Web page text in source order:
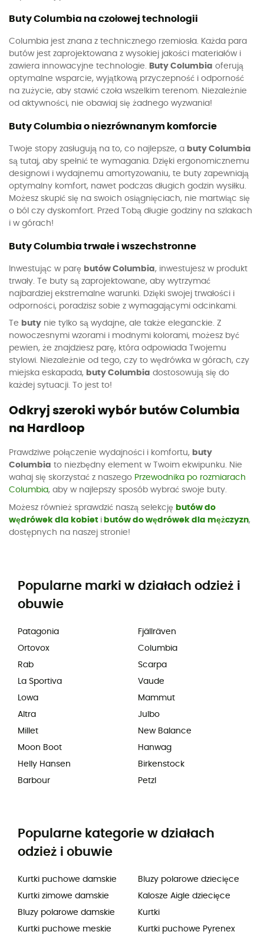
Buty Columbia na czołowej technologii
Columbia jest znana z technicznego rzemiosła. Każda para
butów jest zaprojektowana z wysokiej jakości materiałów i
zawiera innowacyjne technologie.
Buty Columbia oferują
optymalne wsparcie, wyjątkową przyczepność i odporność
na zużycie, aby stawić czoła wszelkim terenom. Niezależnie
od aktywności, nie obawiaj się żadnego wyzwania!
Buty Columbia o niezrównanym komforcie
Twoje stopy zasługują na to, co najlepsze, a buty Columbia
są tutaj, aby spełnić te wymagania. Dzięki ergonomicznemu
designowi i wydajnemu amortyzowaniu, te buty zapewniają
optymalny komfort, nawet podczas długich godzin wysiłku.
Możesz skupić się na swoich osiągnięciach, nie martwiąc się
o ból czy dyskomfort. Przed Tobą długie godziny na szlakach
i w górach!
Buty Columbia trwałe i wszechstronne
Inwestując w parę butów Columbia, inwestujesz w produkt
trwały. Te buty są zaprojektowane, aby wytrzymać
najbardziej ekstremalne warunki. Dzięki swojej trwałości i
odporności, poradzisz sobie z wymagającymi odcinkami.
Te buty nie tylko są wydajne, ale także eleganckie. Z
nowoczesnymi wzorami i modnymi kolorami, możesz być
pewien, że znajdziesz parę, która odpowiada Twojemu
stylowi. Niezależnie od tego, czy to wędrówka w górach, czy
miejska eskapada, buty Columbia dostosowują się do
każdej sytuacji. To jest to!
Odkryj szeroki wybór butów Columbia
na Hardloop
Prawdziwe połączenie wydajności i komfortu, buty
Columbia to niezbędny element w Twoim ekwipunku. Nie
wahaj się skorzystać z naszego Przewodnika po rozmiarach
Columbia, aby w najlepszy sposób wybrać swoje buty.
Możesz również sprawdzić naszą selekcję butów do
wędrówek dla kobiet i butów do wędrówek dla mężczyzn,
dostępnych na naszej stronie!
Popularne marki w działach odzież i
obuwie
Patagonia
Ortovox
Rab
La Sportiva
Lowa
Altra
Millet
Moon Boot
Helly Hansen
Barbour
Fjällräven
Columbia
Scarpa
Vaude
Mammut
Julbo
New Balance
Hanwag
Birkenstock
Petzl
Popularne kategorie w działach
odzież i obuwie
Kurtki puchowe damskie
Kurtki zimowe damskie
Bluzy polarowe damskie
Kurtki puchowe meskie
Bluzy polarowe dziecięce
Kalosze Aigle dziecięce
Kurtki
Kurtki puchowe Pyrenex